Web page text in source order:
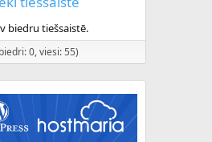
biedru tiešsaistē.
0, viesi: 55)